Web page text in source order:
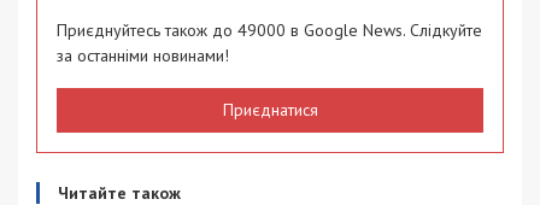
Приєднуйтесь також до 49000 в Google News. Слідкуйте
за останніми новинами!
Приєднатися
Читайте також